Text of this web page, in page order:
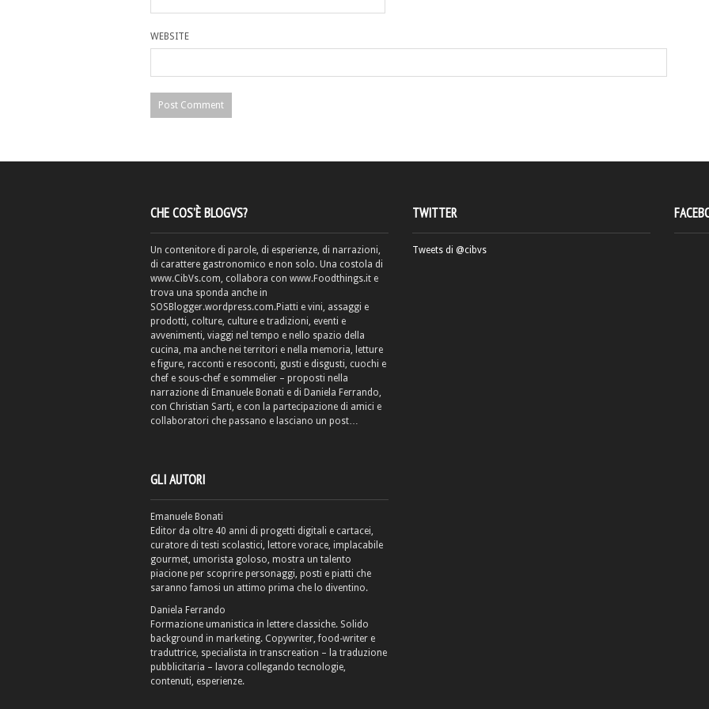
WEBSITE
CHE COS’È BLOGVS?
Un contenitore di parole, di esperienze, di narrazioni,
di carattere gastronomico e non solo. Una costola di
www.CibVs.com, collabora con www.Foodthings.it e
trova una sponda anche in
SOSBlogger.wordpress.com.Piatti e vini, assaggi e
prodotti, colture, culture e tradizioni, eventi e
avvenimenti, viaggi nel tempo e nello spazio della
cucina, ma anche nei territori e nella memoria, letture
e figure, racconti e resoconti, gusti e disgusti, cuochi e
chef e sous-chef e sommelier – proposti nella
narrazione di Emanuele Bonati e di Daniela Ferrando,
con Christian Sarti, e con la partecipazione di amici e
collaboratori che passano e lasciano un post…
GLI AUTORI
Emanuele Bonati
Editor da oltre 40 anni di progetti digitali e cartacei,
curatore di testi scolastici, lettore vorace, implacabile
gourmet, umorista goloso, mostra un talento
piacione per scoprire personaggi, posti e piatti che
saranno famosi un attimo prima che lo diventino.
Daniela Ferrando
Formazione umanistica in lettere classiche. Solido
background in marketing. Copywriter, food-writer e
traduttrice, specialista in transcreation – la traduzione
pubblicitaria – lavora collegando tecnologie,
contenuti, esperienze.
TWITTER
Tweets di @cibvs